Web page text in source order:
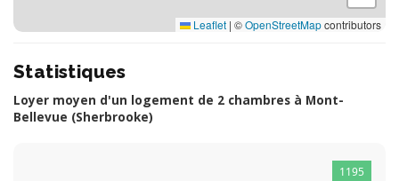
Leaflet | ©OpenStreetMapcontributors
Statistiques
Loyer moyen d'un logement de 2 chambres à Mont-
Bellevue (Sherbrooke)
1195